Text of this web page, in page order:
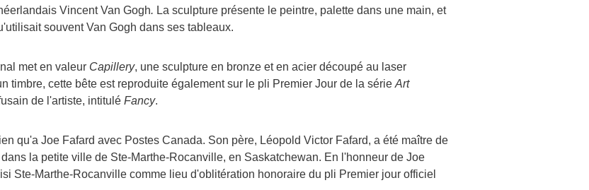
Vincent Van Gogh. La sculpture présente le peintre, palette dans une main, et
souvent Van Gogh dans ses tableaux.
met en valeur Capillery, une sculpture en bronze et en acier découpé au laser
timbre, cette bête est reproduite également sur le pli Premier Jour de la série Art
de l'artiste, intitulé Fancy.
qu'a Joe Fafard avec Postes Canada. Son père, Léopold Victor Fafard, a été maître de
la petite ville de Ste-Marthe-Rocanville, en Saskatchewan. En l'honneur de Joe
Ste-Marthe-Rocanville comme lieu d'oblitération honoraire du pli Premier jour officiel